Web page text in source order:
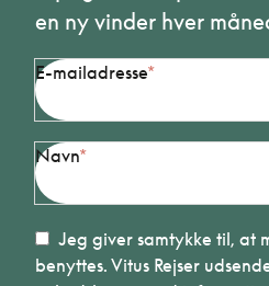
en ny vinder hver
E-mailadresse
Navn
Jeg giver samtykke til, at
benyttes. Vitus Rejser